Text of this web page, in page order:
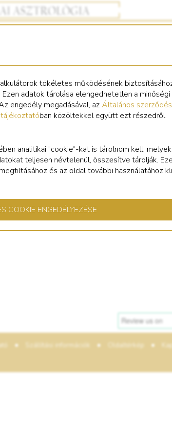
tökéletes működésének
adatok tárolása elengedhetetlen a minőségi
engedély megadásával, azÁltalános
ban közöltekkel együtt ezt részedről
analitikai "cookie"-kat is tárolnom kell,
teljesen névtelenül, összesítve tárolják.
és az oldal további használatához
COOKIE ENGEDÉLYEZÉSE
Tigris medál
szimbólummal. Mérete: 1 cm. Tetején kis
• Szállítási információk • Oldaltérkép •